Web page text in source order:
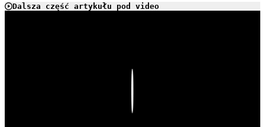
Dalsza część artykułu pod video